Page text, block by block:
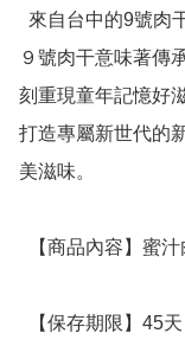
９號肉干意味著傳
刻重現童年記憶好
打造專屬新世代的
美滋味。